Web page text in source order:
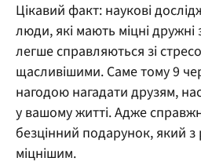
Цікавий факт: наукові
люди, які мають міцні дружні
легше справляються зі
щасливішими. Саме тому 9
нагодою нагадати друзям,
у вашому житті. Адже
безцінний подарунок, який
міцнішим.